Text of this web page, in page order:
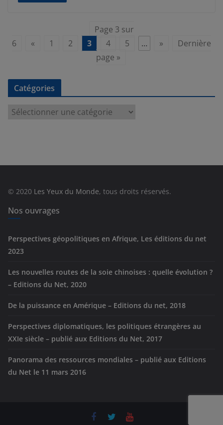
Page 3 sur
6
« 1 2 3 4 5 … »
Dernière
page »
Catégories
e
© 2020 Les Yeux du Monde, tous droits réservés.
Nos ouvrages
Perspectives géopolitiques en Afrique, Les éditions du net
2023
Les nouvelles routes de la soie chinoises : quelle évolution ?
– Editions du Net, 2020
De la puissance en Amérique – Editions du net, 2018
Perspectives diplomatiques, les politiques étrangères au
XXIe siècle – publié aux Editions du Net, 2017
Panorama des ressources mondiales – publié aux Editions
du Net le 11 mars 2016